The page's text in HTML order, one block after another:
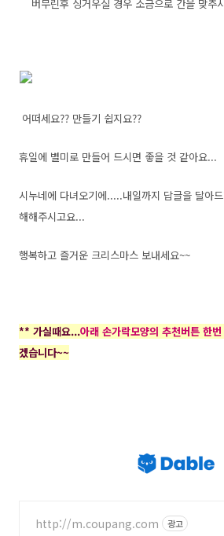
버무린후 싱거우실 경우 소금으로 간을 맞추
어떠세요?? 만들기 쉽지요??
휴일에 별미로 만들어 드시면 좋을 것 같아요...
시누네에 다녀오기에.....내일까지 답글을 달아
해해주시고요...
행복하고 즐거운 크리스마스 보내세요~~
** 가실때요...아래 손가락모양의 추천버튼 한
겠습니다~~
http://m.coupang.com 광고